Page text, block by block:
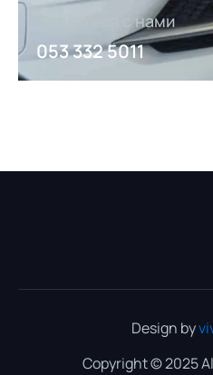
Связаться с нами
053 332 5011
Design by
Copyright © 2025